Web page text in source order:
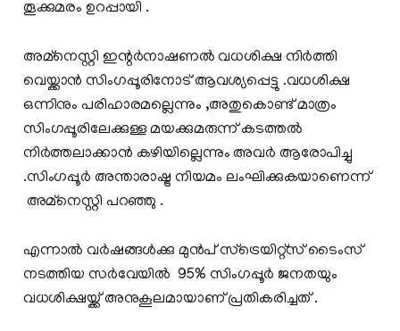
തൂക്കുമരം ഉറപ്പായി .
അമ്നെസ്റ്റി ഇന്റര്‍നാഷണല്‍ വധശിക്ഷ നിര്‍ത്തി
വെയ്ക്കാന്‍ സിംഗപ്പൂരിനോട് ആവശ്യപ്പെട്ടു .വധശിക്ഷ
ഒന്നിനും പരിഹാരമല്ലെന്നും ,അതുകൊണ്ട് മാത്രം
സിംഗപ്പൂരിലേക്കുള്ള മയക്കുമരുന്ന് കടത്തല്‍
നിര്‍ത്തലാക്കാന്‍ കഴിയില്ലെന്നും അവര്‍ ആരോപിച്ചു
.സിംഗപ്പൂര്‍ അന്താരാഷ്ട്ര നിയമം ലംഘിക്കുകയാണെന്ന്
അമ്നെസ്റ്റി പറഞ്ഞു .
എന്നാല്‍ വര്‍ഷങ്ങള്‍ക്കു മുന്‍പ് സ്ട്രെയിറ്റ്സ് ടൈംസ്‌
നടത്തിയ സര്‍വേയില്‍ 95% സിംഗപ്പൂര്‍ ജനതയും
വധശിക്ഷയ്ക്ക് അനുകൂലമായാണ് പ്രതികരിച്ചത് .